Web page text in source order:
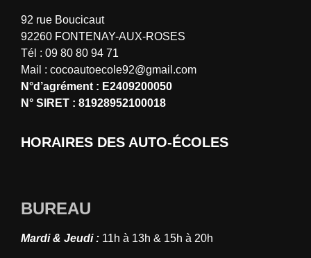
92 rue Boucicaut
92260 FONTENAY-AUX-ROSES
Tél : 09 80 80 94 71
Mail : cocoautoecole92@gmail.com
N°d’agrément : E2409200050
N° SIRET : 81928952100018
HORAIRES DES AUTO-ÉCOLES
BUREAU
Mardi & Jeudi : 11h à 13h & 15h à 20h